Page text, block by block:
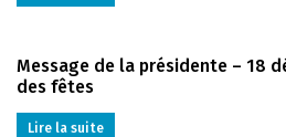
Message de la présidente – 18
des fêtes
Lire la suite